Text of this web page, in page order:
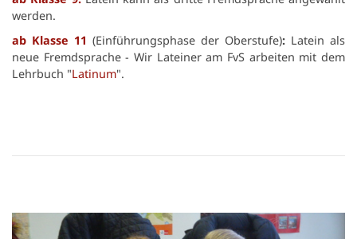
werden.
ab Klasse 11 (Einführungsphase der Oberstufe): Latein als
neue Fremdsprache - Wir Lateiner am FvS arbeiten mit dem
Lehrbuch "Latinum".